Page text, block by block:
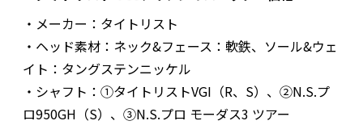
・メーカー：タイトリスト
・ヘッド素材：ネック&フェース：軟鉄、ソール&ウェ
イト：タングステンニッケル
・シャフト：①タイトリストVGI（R、S）、②N.S.プ
ロ950GH（S）、③N.S.プロ モーダス3 ツアー